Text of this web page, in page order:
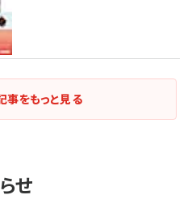
事をもっと見る
せ